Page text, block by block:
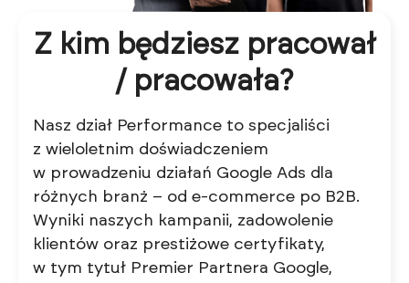
Z kim będziesz pracował
/ pracowała?
Nasz dział Performance to specjaliści
z wieloletnim doświadczeniem
w prowadzeniu działań Google Ads dla
różnych branż – od e-commerce po B2B.
Wyniki naszych kampanii, zadowolenie
klientów oraz prestiżowe certyfikaty,
w tym tytuł Premier Partnera Google,